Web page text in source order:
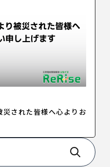
された皆様へ心よりお